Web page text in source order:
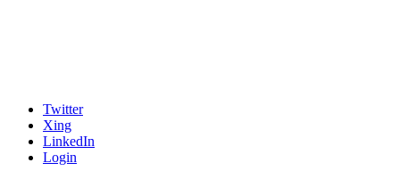
Twitter
Xing
LinkedIn
Login